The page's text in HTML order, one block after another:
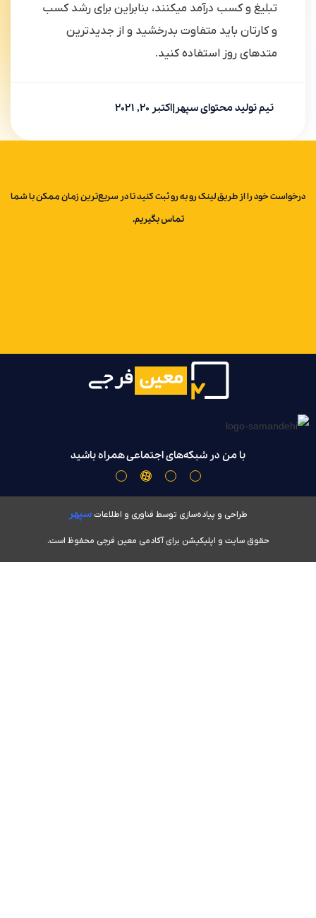
تبلیغ و کسب درآمد می‎کنند، بنابراین برای رشد کسب
و کارتان باید متفاوت بدرخشید و از جدیدترین
متدهای روز استفاده کنید.
تیم تولید محتوای سپهر|اکتبر 20, 2021
درخواست خود را از طریق لینک رو به رو ثبت کنید تا در سریع‌ترین زمان ممکن با شما
تماس بگیریم.
با من در شبکه‌های اجتماعی همراه باشید
طراحی و پیاده‌سازی توسط فناوری و اطلاعات سپهر
حقوق سایت و اپلیکیشن برای آکادمی معین فرجی محفوظ است.